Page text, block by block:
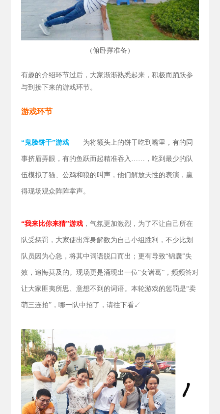
（俯卧撑准备 ）
有趣的介绍环节过后，大家渐渐熟悉起来，积极而踊跃参
与到接下来的游戏环节。
游戏环节
“鬼脸饼干”游戏——为将额头上的饼干吃到嘴里，有的同
事挤眉弄眼，有的鱼跃而起精准吞入……，吃到最少的队
伍模拟了猫、公鸡和狼的叫声，他们解放天性的表演，赢
得现场观众阵阵掌声。
“我来比你来猜”游戏，气氛更加激烈，为了不让自己所在
队受惩罚，大家使出浑身解数为自己小组胜利，不少比划
队员因为心急，将其中词语脱口而出；更有导致“锦囊”失
效，追悔莫及的。现场更是涌现出一位“女诸葛”，频频答对
让大家匪夷所思、意想不到的词语。本轮游戏的惩罚是“卖
萌三连拍”，哪一队中招了，请往下看↙